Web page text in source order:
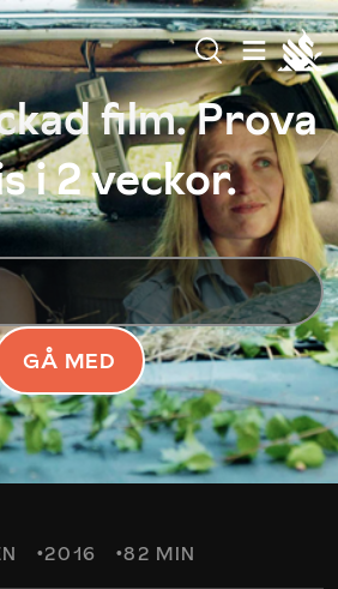
film. Prova
i 2 veckor.
GÅ MED
2016 82 MIN